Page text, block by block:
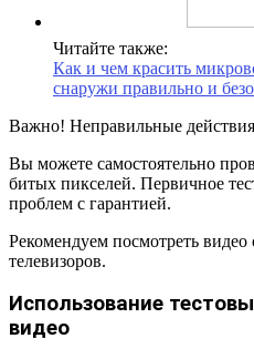
Читайте также:
Как и чем красить
снаружи правильно и
Важно! Неправильные
Вы можете самостоятельно
битых пикселей. Первичное
проблем с гарантией.
Рекомендуем посмотреть видео
телевизоров.
Использование
видео